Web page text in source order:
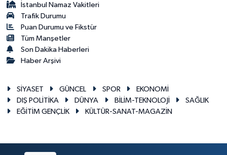
İstanbul Namaz Vakitleri
Trafik Durumu
Puan Durumu ve Fikstür
Tüm Manşetler
Son Dakika Haberleri
Haber Arşivi
SİYASET GÜNCEL SPOR
EKONOMİ
DIŞ POLİTİKA
DÜNYA BİLİM-TEKNOLOJİ
SAĞLIK
EĞİTİM GENÇLİK
KÜLTÜR-SANAT-MAGAZİN